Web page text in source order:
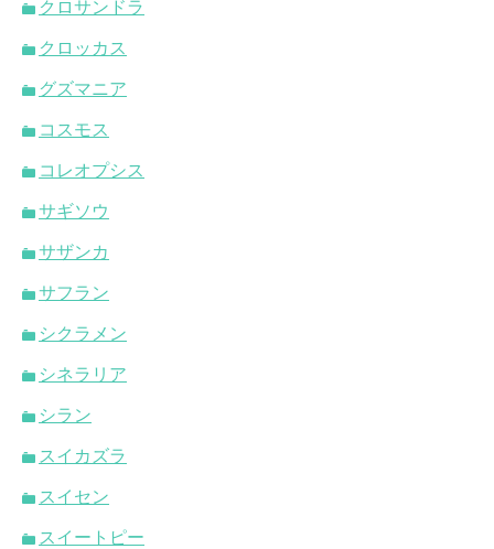
クロサンドラ
クロッカス
グズマニア
コスモス
コレオプシス
サギソウ
サザンカ
サフラン
シクラメン
シネラリア
シラン
スイカズラ
スイセン
スイートピー